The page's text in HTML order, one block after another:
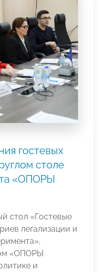
гостевых
столе
«ОПОРЫ
стол «Гостевые
легализации и
«ОПОРЫ
и